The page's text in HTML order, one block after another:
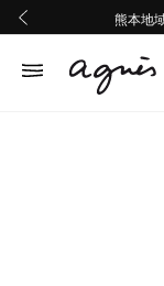
熊本地
熊本地